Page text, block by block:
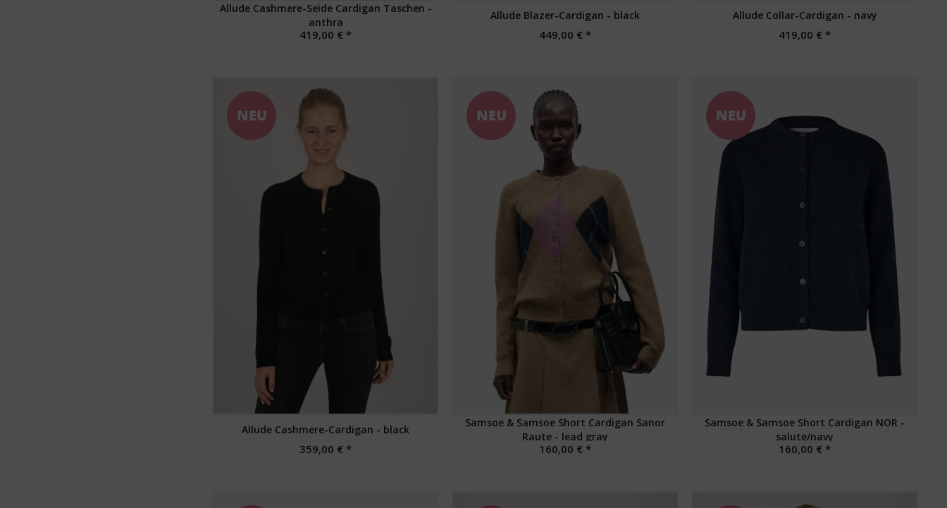
Allude Cashmere-Seide Cardigan Taschen -
anthra
419,00 € *
Allude Blazer-Cardigan - black
449,00 € *
Allude Collar-Cardigan - navy
419,00 € *
NEU
Allude Cashmere-Cardigan - black
359,00 € *
NEU
Samsoe & Samsoe Short Cardigan Sanor
Raute - lead gray
160,00 € *
NEU
Samsoe & Samsoe Short Cardigan NOR -
salute/navy
160,00 € *